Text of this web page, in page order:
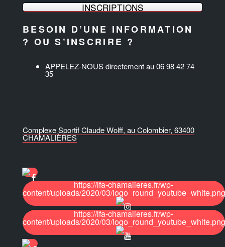
INSCRIPTIONS
BESOIN D’UNE INFORMATION
? OU S’INSCRIRE ?
APPELEZ-NOUS directement au 06 98 42 74
35
Complexe Sportif Claude Wolff, au Colombier, 63400
CHAMALIÈRES
https://lfa-chamalieres.fr/wp-
content/uploads/2020/03/logo_round_youtube_white.png
https://lfa-chamalieres.fr/wp-
content/uploads/2020/03/logo_round_youtube_white.png